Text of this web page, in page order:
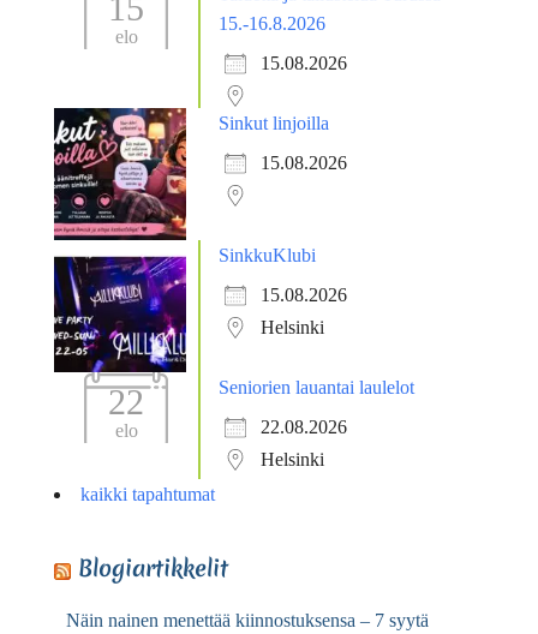
elo
15.-16.8.2026
15.08.2026
Sinkut linjoilla
15.08.2026
SinkkuKlubi
15.08.2026
Helsinki
22
elo
Seniorien lauantai laulelot
22.08.2026
Helsinki
kaikki tapahtumat
Blogiartikkelit
Näin nainen menettää kiinnostuksensa – 7 syytä